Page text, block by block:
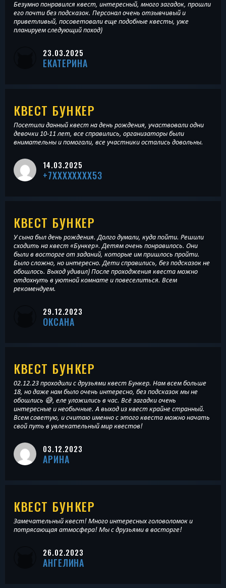
Безумно понравился квест, интересный, много загадок, прошли
его почти без подсказок. Персонал очень отзывчивый и
приветливый, посоветовали еще подобные квесты, уже
планируем следующий поход)
23.03.2025
ЕКАТЕРИНА
КВЕСТ БУНКЕР
Посетили данный квест на день рождения, участвовали одни
девочки 10-11 лет, все справились, организаторы были
внимательны и помогали, все участники остались довольны.
14.03.2025
+7XXXXXXXX53
КВЕСТ БУНКЕР
У сына был день рождения. Долго думали, куда пойти. Решили
сходить на квест «Бункер». Детям очень понравилось. Они
были в восторге от заданий, которые им пришлось пройти.
Было сложно, но интересно. Дети справились, без подсказок не
обошлось. Выход удивил) После проходжения квеста можно
отдохнуть в уютной комнате и повеселиться. Всем
рекомендуем.
29.12.2023
ОКСАНА
КВЕСТ БУНКЕР
02.12.23 проходили с друзьями квест Бункер. Нам всем больше
18, но даже нам было очень интересно, без подсказок мы не
обошлись 😅, еле уложились в час. Всё загадки очень
интересные и необычные. А выход из квест крайне странный.
Всем советую, и считаю именно с этого квеста можно начать
свой путь в увлекательный мир квестов!
03.12.2023
АРИНА
КВЕСТ БУНКЕР
Замечательный квест! Много интересных головоломок и
потрясающая атмосфера! Мы с друзьями в восторге!
26.02.2023
АНГЕЛИНА